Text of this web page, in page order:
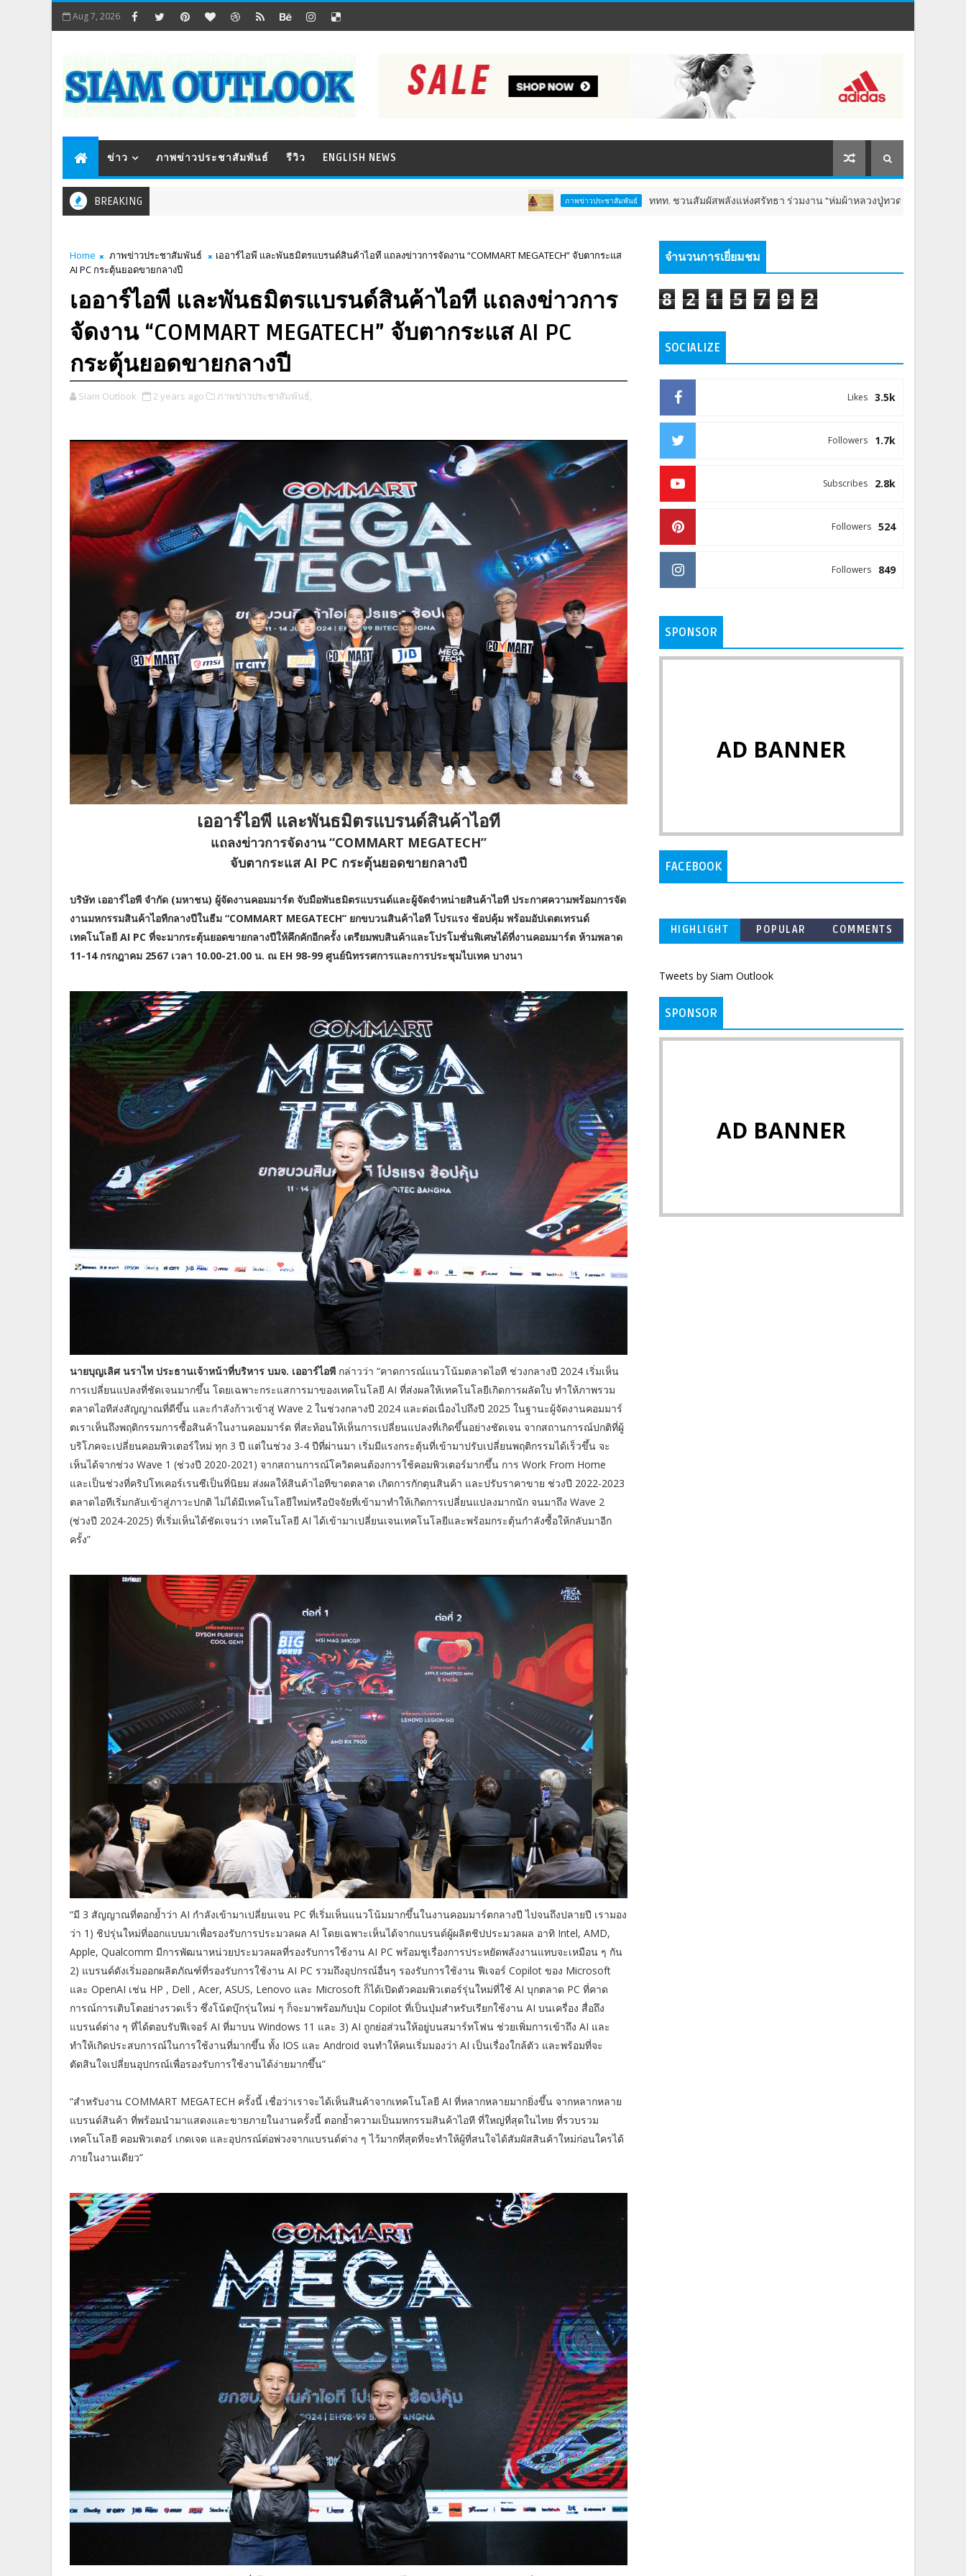
Aug 7, 2026
ข่าว ภาพข่าวประชาสัมพันธ์ รีวิว ENGLISH NEWS
BREAKING ภาพข่าวประชาสัมพันธ์ ททท. ชวนสัมผัสพลังแห่งศรัทธา ร่วมงาน "ห่มผ้าหลวงปู่ทวด ครั้งที่ 13 ปี 2569" เสริมสิริ
Home ภาพข่าวประชาสัมพันธ์
เออาร์ไอพี และพันธมิตรแบรนด์สินค้าไอที แถลงข่าวการจัดงาน “COMMART MEGATECH” จับตากระแส
AI PC กระตุ้นยอดขายกลางปี
เออาร์ไอพี และพันธมิตรแบรนด์สินค้าไอที แถลงข่าวการ
จัดงาน “COMMART MEGATECH” จับตากระแส AI PC
กระตุ้นยอดขายกลางปี
Siam Outlook 2 years ago ภาพข่าวประชาสัมพันธ์,
เออาร์ไอพี และพันธมิตรแบรนด์สินค้าไอที
แถลงข่าวการจัดงาน “COMMART MEGATECH”
จับตากระแส AI PC กระตุ้นยอดขายกลางปี
บริษัท เออาร์ไอพี จำกัด (มหาชน) ผู้จัดงานคอมมาร์ต จับมือพันธมิตรแบรนด์และผู้จัดจำหน่ายสินค้าไอที ประกาศความพร้อมการจัด
งานมหกรรมสินค้าไอทีกลางปีในธีม “COMMART MEGATECH” ยกขบวนสินค้าไอที โปรแรง ช้อปคุ้ม พร้อมอัปเดตเทรนด์
เทคโนโลยี AI PC ที่จะมากระตุ้นยอดขายกลางปีให้คึกคักอีกครั้ง เตรียมพบสินค้าและโปรโมชั่นพิเศษได้ที่งานคอมมาร์ต ห้ามพลาด
11-14 กรกฎาคม 2567 เวลา 10.00-21.00 น. ณ EH 98-99 ศูนย์นิทรรศการและการประชุมไบเทค บางนา
นายบุญเลิศ นราไท ประธานเจ้าหน้าที่บริหาร บมจ. เออาร์ไอพี กล่าวว่า “คาดการณ์แนวโน้มตลาดไอที ช่วงกลางปี 2024 เริ่มเห็น
การเปลี่ยนแปลงที่ชัดเจนมากขึ้น โดยเฉพาะกระแสการมาของเทคโนโลยี AI ที่ส่งผลให้เทคโนโลยีเกิดการผลัดใบ ทำให้ภาพรวม
ตลาดไอทีส่งสัญญาณที่ดีขึ้น และกำลังก้าวเข้าสู่ Wave 2 ในช่วงกลางปี 2024 และต่อเนื่องไปถึงปี 2025 ในฐานะผู้จัดงานคอมมาร์
ตเราเห็นถึงพฤติกรรมการซื้อสินค้าในงานคอมมาร์ต ที่สะท้อนให้เห็นการเปลี่ยนแปลงที่เกิดขึ้นอย่างชัดเจน จากสถานการณ์ปกติที่ผู้
บริโภคจะเปลี่ยนคอมพิวเตอร์ใหม่ ทุก 3 ปี แต่ในช่วง 3-4 ปีที่ผ่านมา เริ่มมีแรงกระตุ้นที่เข้ามาปรับเปลี่ยนพฤติกรรมได้เร็วขึ้น จะ
เห็นได้จากช่วง Wave 1 (ช่วงปี 2020-2021) จากสถานการณ์โควิดคนต้องการใช้คอมพิวเตอร์มากขึ้น การ Work From Home
และเป็นช่วงที่คริปโทเคอร์เรนซีเป็นที่นิยม ส่งผลให้สินค้าไอทีขาดตลาด เกิดการกักตุนสินค้า และปรับราคาขาย ช่วงปี 2022-2023
ตลาดไอทีเริ่มกลับเข้าสู่ภาวะปกติ ไม่ได้มีเทคโนโลยีใหม่หรือปัจจัยที่เข้ามาทำให้เกิดการเปลี่ยนแปลงมากนัก จนมาถึง Wave 2
(ช่วงปี 2024-2025) ที่เริ่มเห็นได้ชัดเจนว่า เทคโนโลยี AI ได้เข้ามาเปลี่ยนเจนเทคโนโลยีและพร้อมกระตุ้นกำลังซื้อให้กลับมาอีก
ครั้ง”
“มี 3 สัญญาณที่ตอกย้ำว่า AI กำลังเข้ามาเปลี่ยนเจน PC ที่เริ่มเห็นแนวโน้มมากขึ้นในงานคอมมาร์ตกลางปี ไปจนถึงปลายปี เรามอง
ว่า 1) ชิปรุ่นใหม่ที่ออกแบบมาเพื่อรองรับการประมวลผล AI โดยเฉพาะเห็นได้จากแบรนด์ผู้ผลิตชิปประมวลผล อาทิ Intel, AMD,
Apple, Qualcomm มีการพัฒนาหน่วยประมวลผลที่รองรับการใช้งาน AI PC พร้อมชูเรื่องการประหยัดพลังงานแทบจะเหมือน ๆ กัน
2) แบรนด์ดังเริ่มออกผลิตภัณฑ์ที่รองรับการใช้งาน AI PC รวมถึงอุปกรณ์อื่นๆ รองรับการใช้งาน ฟีเจอร์ Copilot ของ Microsoft
และ OpenAI เช่น HP , Dell , Acer, ASUS, Lenovo และ Microsoft ก็ได้เปิดตัวคอมพิวเตอร์รุ่นใหม่ที่ใช้ AI บุกตลาด PC ที่คาด
การณ์การเติบโตอย่างรวดเร็ว ซึ่งโน้ตบุ๊กรุ่นใหม่ ๆ ก็จะมาพร้อมกับปุ่ม Copilot ที่เป็นปุ่มสำหรับเรียกใช้งาน AI บนเครื่อง สื่อถึง
แบรนด์ต่าง ๆ ที่ได้ตอบรับฟีเจอร์ AI ที่มาบน Windows 11 และ 3) AI ถูกย่อส่วนให้อยู่บนสมาร์ทโฟน ช่วยเพิ่มการเข้าถึง AI และ
ทำให้เกิดประสบการณ์ในการใช้งานที่มากขึ้น ทั้ง IOS และ Android จนทำให้คนเริ่มมองว่า AI เป็นเรื่องใกล้ตัว และพร้อมที่จะ
ตัดสินใจเปลี่ยนอุปกรณ์เพื่อรองรับการใช้งานได้ง่ายมากขึ้น”
“สำหรับงาน COMMART MEGATECH ครั้งนี้ เชื่อว่าเราจะได้เห็นสินค้าจากเทคโนโลยี AI ที่หลากหลายมากยิ่งขึ้น จากหลากหลาย
แบรนด์สินค้า ที่พร้อมนำมาแสดงและขายภายในงานครั้งนี้ ตอกย้ำความเป็นมหกรรมสินค้าไอที ที่ใหญ่ที่สุดในไทย ที่รวบรวม
เทคโนโลยี คอมพิวเตอร์ เกดเจด และอุปกรณ์ต่อพ่วงจากแบรนด์ต่าง ๆ ไว้มากที่สุดที่จะทำให้ผู้ที่สนใจได้สัมผัสสินค้าใหม่ก่อนใครได้
ภายในงานเดียว”
จำนวนการเยี่ยมชม
8 2 1 5 7 9 2
SOCIALIZE
3.5k
Likes
1.7k
Followers
2.8k
Subscribes
524
Followers
849
Followers
SPONSOR
AD BANNER
FACEBOOK
HIGHLIGHT POPULAR COMMENTS
Tweets by Siam Outlook
SPONSOR
AD BANNER